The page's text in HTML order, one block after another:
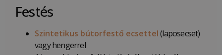
Festés
Szintetikus bútorfestő ecsettel(laposecset)
vagy hengerrel